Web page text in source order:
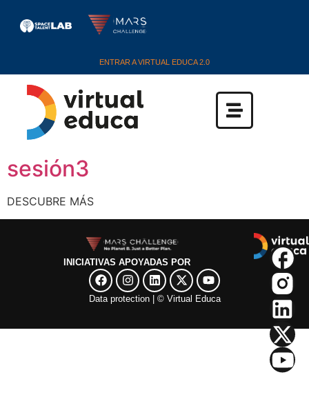
ENTRAR A VIRTUAL EDUCA 2.0
sesión3
DESCUBRE MÁS
INICIATIVAS APOYADAS POR
Data protection​ | © Virtual Educa